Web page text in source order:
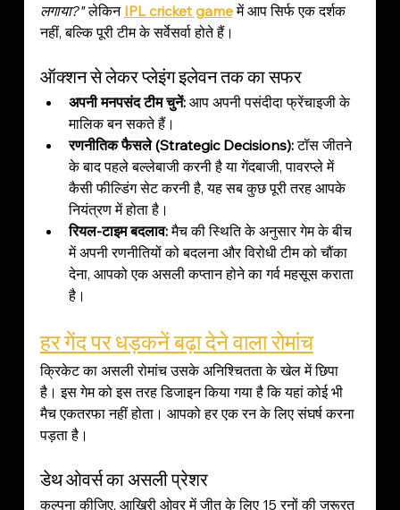
लगाया?" लेकिन IPL cricket game में आप सिर्फ एक दर्शक
नहीं, बल्कि पूरी टीम के सर्वेसर्वा होते हैं।
ऑक्शन से लेकर प्लेइंग इलेवन तक का सफर
अपनी मनपसंद टीम चुनें: आप अपनी पसंदीदा फ्रेंचाइजी के
मालिक बन सकते हैं।
रणनीतिक फैसले (Strategic Decisions): टॉस जीतने
के बाद पहले बल्लेबाजी करनी है या गेंदबाजी, पावरप्ले में
कैसी फील्डिंग सेट करनी है, यह सब कुछ पूरी तरह आपके
नियंत्रण में होता है।
रियल-टाइम बदलाव: मैच की स्थिति के अनुसार गेम के बीच
में अपनी रणनीतियों को बदलना और विरोधी टीम को चौंका
देना, आपको एक असली कप्तान होने का गर्व महसूस कराता
है।
हर गेंद पर धड़कनें बढ़ा देने वाला रोमांच
क्रिकेट का असली रोमांच उसके अनिश्चितता के खेल में छिपा
है। इस गेम को इस तरह डिजाइन किया गया है कि यहां कोई भी
मैच एकतरफा नहीं होता। आपको हर एक रन के लिए संघर्ष करना
पड़ता है।
डेथ ओवर्स का असली प्रेशर
कल्पना कीजिए, आखिरी ओवर में जीत के लिए 15 रनों की जरूरत